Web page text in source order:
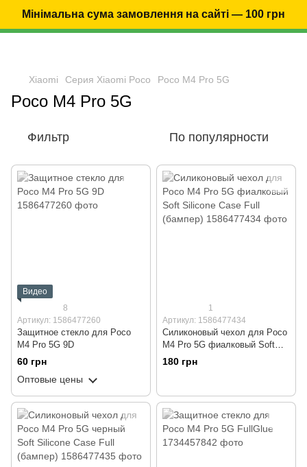
Мінімальна сума замовлення на сайті — 100 грн
Xiaomi Серия Xiaomi Poco Poco M4 Pro 5G
Poco M4 Pro 5G
Фильтр По популярности
Видео
8
Артикул: 1586477260
Защитное стекло для Poco
M4 Pro 5G 9D
60 грн
Оптовые цены
1
Артикул: 1586477434
Силиконовый чехол для Poco
M4 Pro 5G фиалковый Soft
Silicone Case Full (бампер)
180 грн